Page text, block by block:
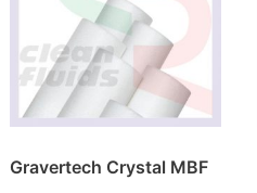
Gravertech Crystal MBF